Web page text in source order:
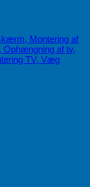
Montering af
af tv,
TV, Væg